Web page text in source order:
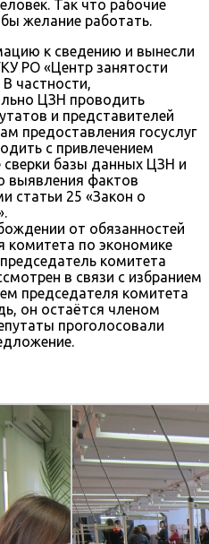
Так что рабочие
желание работать.
к сведению и вынесли
РО «Центр занятости
частности,
ЦЗН проводить
и представителей
предоставления госуслуг
с привлечением
базы данных ЦЗН и
выявления фактов
статьи 25 «Закон о
от обязанностей
комитета по экономике
комитета
в связи с избранием
председателя комитета
он остаётся членом
проголосовали